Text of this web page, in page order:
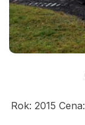
Rok: 2015